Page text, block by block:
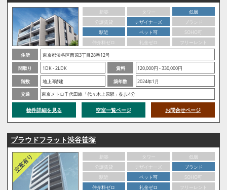
新築 タワー
低層
分譲賃貸
デザイナーズ
ブランド
駅近
ペット可
SOHO可
仲介料ゼロ
礼金ゼロ
フリーレント
住所
東京都渋谷区西原3丁目28番12号
間取り
1DK - 2LDK 賃料
120,000円 - 330,000円
階数
地上3階建 築年数
2024年1月
交通
東京メトロ千代田線「代々木上原駅」徒歩4分
物件詳細を見る 空室一覧ページ お問合せページ
プラウドフラット渋谷笹塚
新築 タワー
低層
分譲賃貸
デザイナーズ
ブランド
駅近
ペット可
SOHO可
仲介料ゼロ
礼金ゼロ
フリーレント